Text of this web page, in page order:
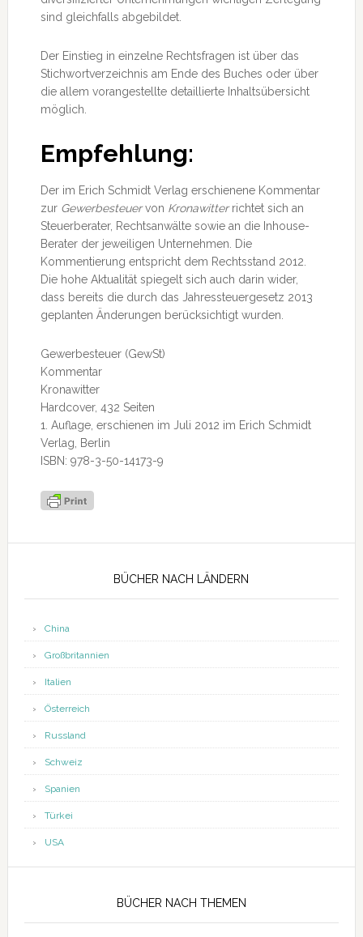
sind gleichfalls abgebildet.
Der Einstieg in einzelne Rechtsfragen ist über das
Stichwortverzeichnis am Ende des Buches oder über
die allem vorangestellte detaillierte Inhaltsübersicht
möglich.
Empfehlung:
Der im Erich Schmidt Verlag erschienene Kommentar
zur Gewerbesteuervon Kronawitterrichtet sich an
Steuerberater, Rechtsanwälte sowie an die Inhouse-
Berater der jeweiligen Unternehmen. Die
Kommentierung entspricht dem Rechtsstand 2012.
Die hohe Aktualität spiegelt sich auch darin wider,
dass bereits die durch das Jahressteuergesetz 2013
geplanten Änderungen berücksichtigt wurden.
Gewerbesteuer (GewSt)
Kommentar
Kronawitter
Hardcover, 432 Seiten
1. Auflage, erschienen im Juli 2012 im Erich Schmidt
Verlag, Berlin
ISBN: 978-3-50-14173-9
BÜCHER NACH LÄNDERN
China
Großbritannien
Italien
Österreich
Russland
Schweiz
Spanien
Türkei
USA
BÜCHER NACH THEMEN